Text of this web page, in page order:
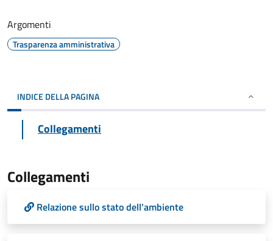
Argomenti
Trasparenza amministrativa
INDICE DELLA PAGINA
Collegamenti
Collegamenti
Relazione sullo stato dell'ambiente